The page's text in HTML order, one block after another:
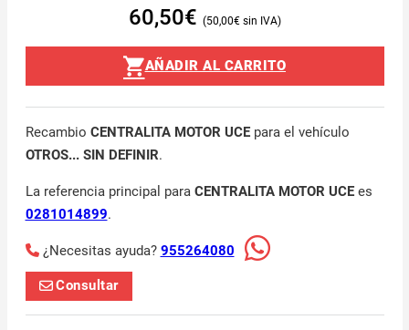
60,50€ 50,00€
AÑADIR AL CARRITO
Recambio CENTRALITA MOTOR UCEpara el vehículo
OTROS... SIN DEFINIR.
La referencia principal para CENTRALITA MOTOR UCEes
0281014899.
¿Necesitas ayuda? 955264080
Consultar